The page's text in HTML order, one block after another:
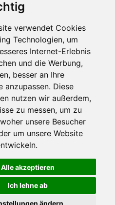
verwendet Cookies
Technologien, um
Internet-Erlebnis
und die Werbung,
besser an Ihre
anzupassen. Diese
nutzen wir außerdem,
zu messen, um zu
unsere Besucher
um unsere Website
Alle akzeptieren
Ich lehne ab
Вы могли использовать весь функционал
Партнерам
Инвесторам
Медиа
Facebook
Twitter
YouTube
Google+